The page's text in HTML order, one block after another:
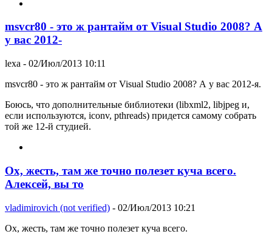
msvcr80 - это ж рантайм от Visual Studio 2008? А
у вас 2012-
lexa - 02/Июл/2013 10:11
msvcr80 - это ж рантайм от Visual Studio 2008? А у вас 2012-я.
Боюсь, что дополнительные библиотеки (libxml2, libjpeg и,
если используются, iconv, pthreads) придется самому собрать
той же 12-й студией.
Ох, жесть, там же точно полезет куча всего.
Алексей, вы то
vladimirovich (not verified) - 02/Июл/2013 10:21
Ох, жесть, там же точно полезет куча всего.